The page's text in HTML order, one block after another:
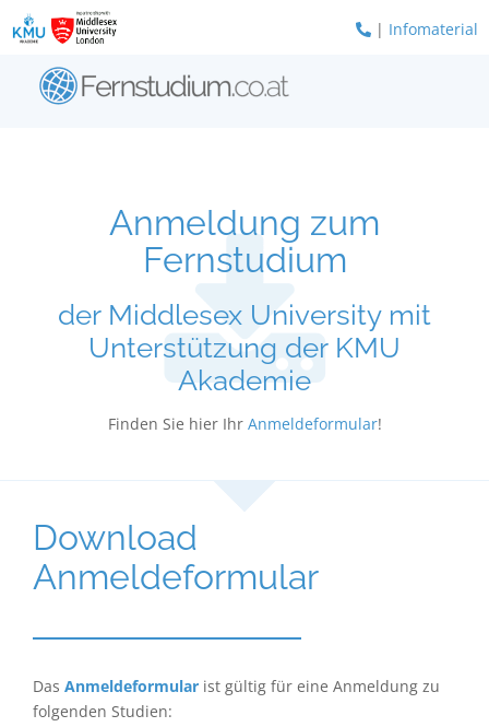
| Infomaterial
Zum
Inhalt
springen
Anmeldung zum
Fernstudium
der Middlesex University mit
Unterstützung der KMU
Akademie
Finden Sie hier Ihr Anmeldeformular!
Download
Anmeldeformular
Das Anmeldeformular ist gültig für eine Anmeldung zu
folgenden Studien: